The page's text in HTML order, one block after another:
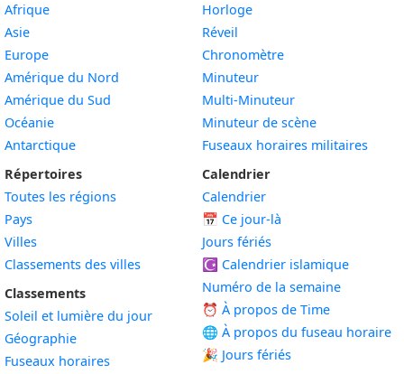
Afrique
Asie
Europe
Amérique du Nord
Amérique du Sud
Océanie
Antarctique
Répertoires
Toutes les régions
Pays
Villes
Classements des villes
Classements
Soleil et lumière du jour
Géographie
Fuseaux horaires
Horloge
Réveil
Chronomètre
Minuteur
Multi-Minuteur
Minuteur de scène
Fuseaux horaires militaires
Calendrier
Calendrier
📅 Ce jour-là
Jours fériés
☪️ Calendrier islamique
Numéro de la semaine
⏰ À propos de Time
🌐 À propos du fuseau horaire
🎉 Jours fériés